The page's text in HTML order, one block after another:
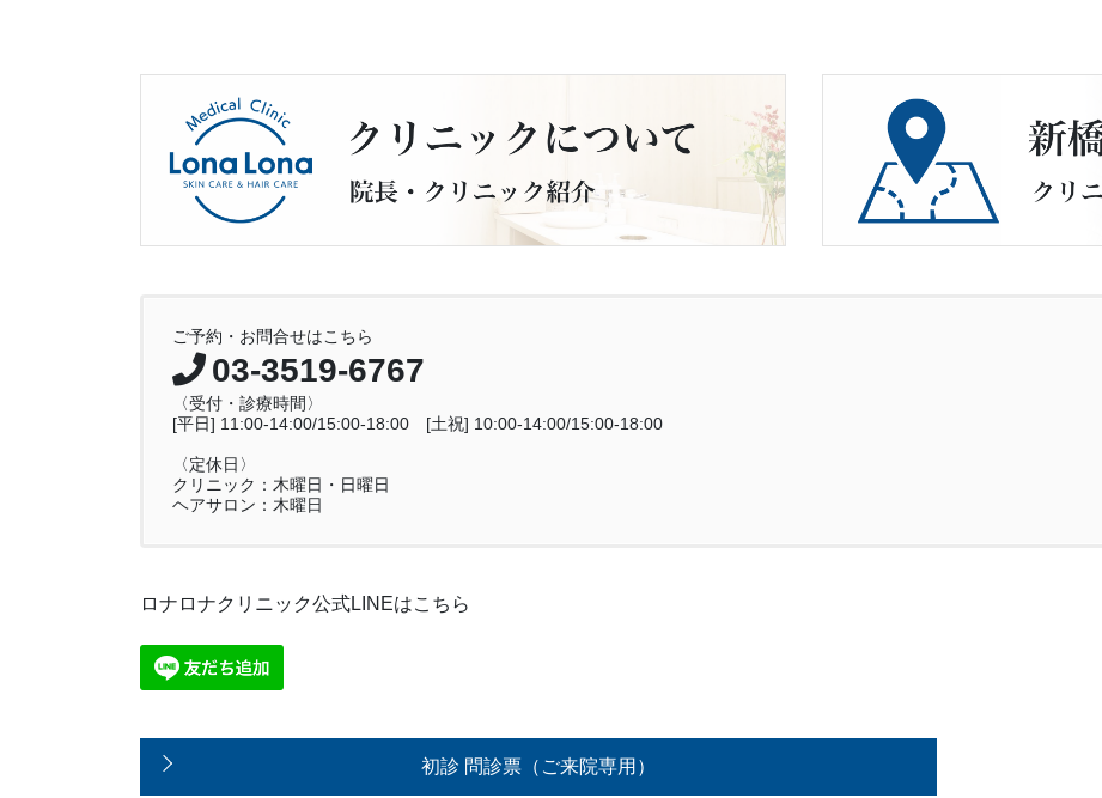
ご予約・お問合せはこちら
03-3519-6767
〈受付・診療時間〉
[平日] 11:00-14:00/15:00-18:00 [土祝] 10:00-14:00/15:00-18:00
〈定休日〉
クリニック：木曜日・日曜日
ヘアサロン：木曜日
ロナロナクリニック公式LINEはこちら
初診 問診票（ご来院専用）